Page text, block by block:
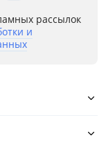
рассылок
и